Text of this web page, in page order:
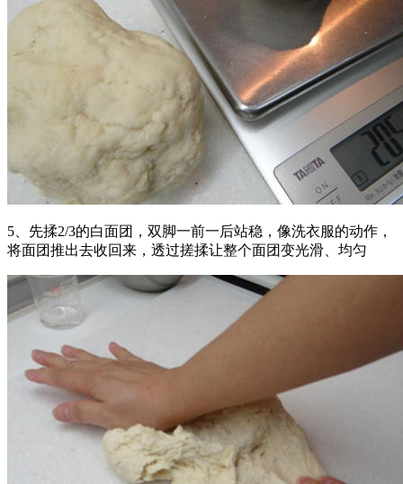
5、先揉2/3的白面团，双脚一前一后站稳，像洗衣服的动作，
将面团推出去收回来，透过搓揉让整个面团变光滑、均匀